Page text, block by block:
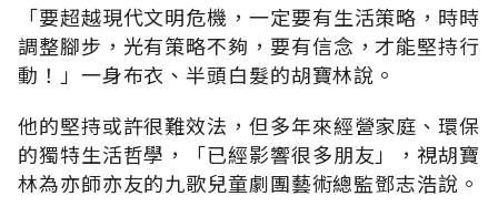
「要超越現代文明危機，一定要有生活策略，時時
調整腳步，光有策略不夠，要有信念，才能堅持行
動！」一身布衣、半頭白髮的胡寶林說。
他的堅持或許很難效法，但多年來經營家庭、環保
的獨特生活哲學，「已經影響很多朋友」，視胡寶
林為亦師亦友的九歌兒童劇團藝術總監鄧志浩說。